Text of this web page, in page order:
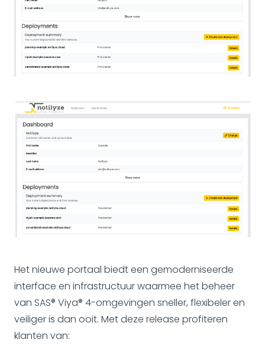
Het nieuwe portaal biedt een gemoderniseerde
interface en infrastructuur waarmee het beheer
van SAS® Viya® 4-omgevingen sneller, flexibeler en
veiliger is dan ooit. Met deze release profiteren
klanten van: